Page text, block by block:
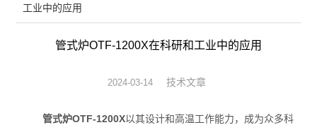
流变粘度测量方案
分子光谱分析方案
温度控制解决方案
冷冻干燥解决方案
工业中的应用
管式炉OTF-1200X在科研和工业中的应用
2024-03-14 技术文章
管式炉OTF-1200X以其设计和高温工作能力，成为众多科